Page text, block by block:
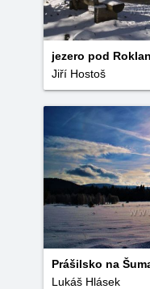
jezero pod
Jiří Hostoš
Prášilsko na
Lukáš Hlásek